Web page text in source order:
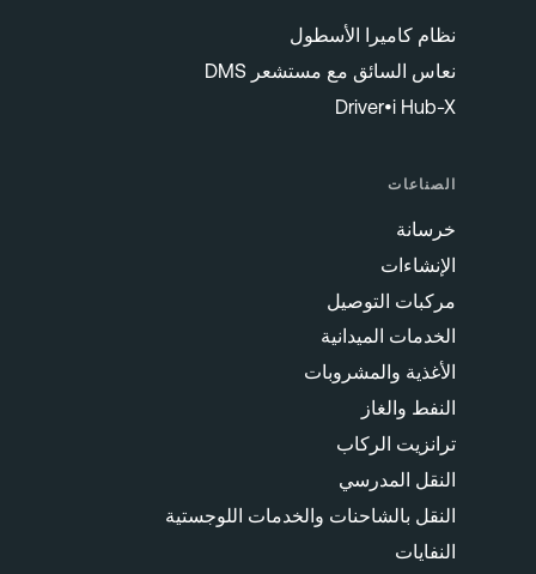
نظام كاميرا الأسطول
نعاس السائق مع مستشعر DMS
Driver•i Hub-X
الصناعات
خرسانة
الإنشاءات
مركبات التوصيل
الخدمات الميدانية
الأغذية والمشروبات
النفط والغاز
ترانزيت الركاب
النقل المدرسي
النقل بالشاحنات والخدمات اللوجستية
النفايات